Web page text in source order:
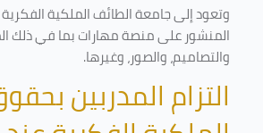
وتعود إلى جامعة الطائف الملكية
المنشور على منصة مهارات بما في ذلك
والتصاميم، والصور، وغيرها.
التزام المدربين